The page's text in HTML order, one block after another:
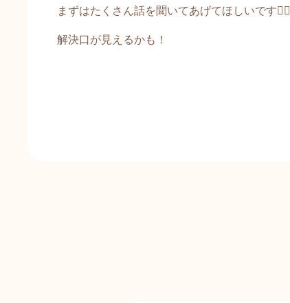
まずはたくさん話を聞いてあげてほしいです🙇‍♂️
解決口が見えるかも！